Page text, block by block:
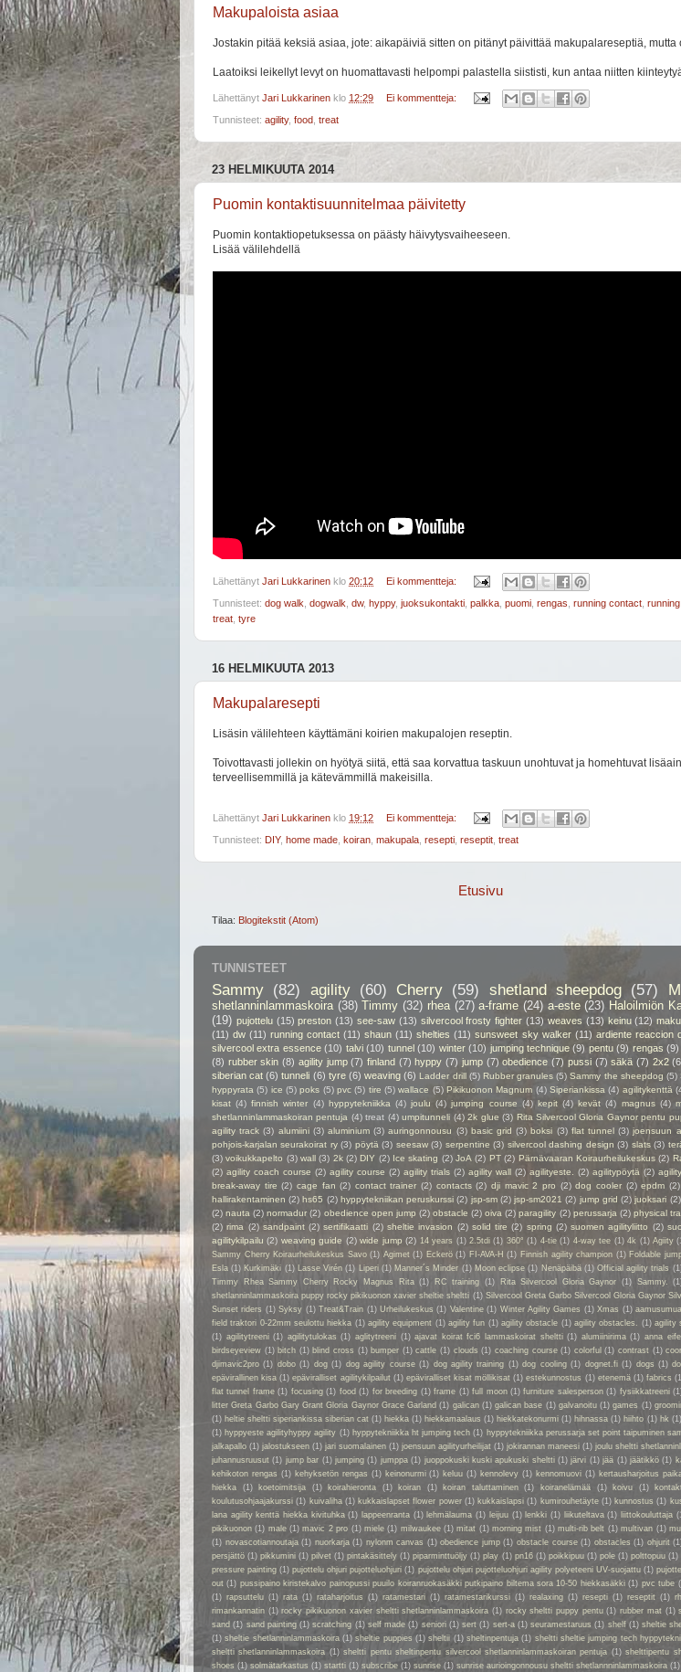
Makupaloista asiaa
Jostakin pitää keksiä asiaa, jote: aikapäiviä sitten on pitänyt päivittää makupalareseptiä, mutta
Laatoiksi leikellyt levyt on huomattavasti helpompi palastella siististi, kun antaa niitten
Lähettänyt Jari Lukkarinen klo 12:29 Ei kommentteja:
Tunnisteet: agility, food treat
23 HELMIKUUTA 2014
Puomin kontaktisuunnitelmaa päivitetty
Puomin kontaktiopetuksessa on päästy häivytysvaiheeseen.
Lisää välilehdellä
Lähettänyt Jari Lukkarinen klo 20:12 Ei kommentteja:
Tunnisteet: dog walk dogwalk dw, hyppy, juoksukontakti palkka puomi rengas running contact
treat tyre
16 HELMIKUUTA 2013
Makupalaresepti
Lisäsin välilehteen käyttämäni koirien makupalojen reseptin.
Toivottavasti jollekin on hyötyä siitä, että saa korvattua taskuun unohtuvat ja homehtuvat
terveellisemmillä ja kätevämmillä makeisilla.
Lähettänyt Jari Lukkarinen klo 19:12 Ei kommentteja:
Tunnisteet: DIY, home made koiran makupala resepti reseptit treat
Etusivu
Tilaa: Blogitekstit (Atom)
TUNNISTEET
Sammy (82) agility (60) Cherry (59) shetland sheepdog (57)
shetlanninlammaskoira (38) Timmy (32) rhea (27) a-frame (24) a-este (23) Haloilmiön
(19) pujottelu (15) preston (13) see-saw (13) silvercool frosty fighter (13) weaves (13) keinu (12)
(11) dw (11) running contact (11) shaun (11) shelties (11) sunsweet sky walker (11) ardiente reaccion
silvercool extra essence (10) talvi (10) tunnel (10) winter (10) jumping technique (9) pentu (9) rengas (9)
(8) rubber skin (8) agility jump (7) finland (7) hyppy (7) jump (7) obedience (7) pussi (7) säkä (7) 2x2
siberian cat (6) tunneli (6) tyre (6) weaving (6) Ladder drill (5) Rubber granules (5) Sammy the sheepdog (5)
hyppyrata (5) ice (5) poks (5) pvc (5) tire (5) wallace (5) Pikikuonon Magnum (4) Siperiankissa (4) agilitykenttä
kisat (4) finnish winter (4) hyppytekniikka (4) joulu (4) jumping course (4) kepit (4) kevät (4) magnus (4)
shetlanninlammaskoiran pentuja (4) treat (4) umpitunneli (4) 2k glue (3) Rita Silvercool Gloria Gaynor pentu
agility track (3) alumiini (3) aluminium (3) auringonnousu (3) basic grid (3) boksi (3) flat tunnel (3) joensuun
pohjois-karjalan seurakoirat ry (3) pöytä (3) seesaw (3) serpentine (3) silvercool dashing design (3) slats (3)
(3) voikukkapelto (3) wall (3) 2k (2) DIY (2) Ice skating (2) JoA (2) PT (2) Pärnävaaran Koiraurheilukeskus (2)
(2) agility coach course (2) agility course (2) agility trials (2) agility wall (2) agilityeste. (2) agilitypöytä (2)
break-away tire (2) cage fan (2) contact trainer (2) contacts (2) dji mavic 2 pro (2) dog cooler (2) epdm (2)
hallirakentaminen (2) hs65 (2) hyppytekniikan peruskurssi (2) jsp-sm (2) jsp-sm2021 (2) jump grid (2) juoksari (2)
(2) nauta (2) normadur (2) obedience open jump (2) obstacle (2) oiva (2) paragility (2) perussarja (2) physical
(2) rima (2) sandpaint (2) sertifikaatti (2) sheltie invasion (2) solid tire (2) spring (2) suomen agilityliitto (2)
agilitykilpailu (2) weaving guide (2) wide jump (2) 14 years (1) 2.5tdi (1) 360° (1) 4-tie (1) 4-way tee (1) 4k (1) Agiity
Sammy Cherry Koiraurheilukeskus Savo (1) Agimet (1) Eckerö (1) FI-AVA-H (1) Finnish agility champion (1) Foldable
Esla (1) Kurkimäki (1) Lasse Virén (1) Liperi (1) Manner´s Minder (1) Moon eclipse (1) Nenäpäibä (1) Official agility trials
Timmy Rhea Sammy Cherry Rocky Magnus Rita (1) RC training (1) Rita Silvercool Gloria Gaynor (1) Sammy.
shetlanninlammaskoira puppy rocky pikikuonon xavier sheltie sheltti (1) Silvercool Greta Garbo Silvercool Gloria Gaynor
Sunset riders (1) Syksy (1) Treat&Train (1) Urheilukeskus (1) Valentine (1) Winter Agility Games (1) Xmas (1) aamusumua
field traktori 0-22mm seulottu hiekka (1) agility equipment (1) agility fun (1) agility obstacle (1) agility obstacles. (1) agility
(1) agilitytreeni (1) agilitytulokas (1) aglitytreeni (1) ajavat koirat fci6 lammaskoirat sheltti (1) alumiinirima (1) anna
birdseyeview (1) bitch (1) blind cross (1) bumper (1) cattle (1) clouds (1) coaching course (1) colorful (1) contrast (1)
djimavic2pro (1) dobo (1) dog (1) dog agility course (1) dog agility training (1) dog cooling (1) dognet.fi (1) dogs (1)
epävirallinen kisa (1) epäviralliset agilitykilpailut (1) epäviralliset kisat möllikisat (1) estekunnostus (1) etenemä (1) fabrics
flat tunnel frame (1) focusing (1) food (1) for breeding (1) frame (1) full moon (1) furniture salesperson (1) fysiikkatreeni
litter Greta Garbo Gary Grant Gloria Gaynor Grace Garland (1) galican (1) galican base (1) galvanoitu (1) games (1)
(1) heltie sheltti siperiankissa siberian cat (1) hiekka (1) hiekkamaalaus (1) hiekkatekonurmi (1) hihnassa (1) hiihto (1) hk (1)
(1) hyppyeste agilityhyppy agility (1) hyppytekniikka ht jumping tech (1) hyppytekniikka perussarja set point taipuminen
jalkapallo (1) jalostukseen (1) jari suomalainen (1) joensuun agilityurheilijat (1) jokirannan maneesi (1) joulu sheltti
juhannusruusut (1) jump bar (1) jumping (1) jumppa (1) juoppokuski kuski apukuski sheltti (1) järvi (1) jää (1) jäätikkö (1)
kehikoton rengas (1) kehyksetön rengas (1) keinonurmi (1) keluu (1) kennolevy (1) kennomuovi (1) kertausharjoitus
hiekka
(1) koetoimitsija (1) koirahieronta (1) koiran (1) koiran taluttaminen (1) koiranelämää (1) koivu (1)
koulutusohjaajakurssi (1) kuivaliha (1) kukkaislapset flower power (1) kukkaislapsi (1) kumirouhetäyte (1) kunnostus (1)
lana agility kenttä hiekka kivituhka (1) lappeenranta (1) lehmälauma (1) leijuu (1) lenkki (1) liikuteltava (1) liittokouluttaja
pikikuonon (1) male (1) mavic 2 pro (1) miele (1) milwaukee (1) mitat (1) morning mist (1) multi-rib belt (1) multivan (1)
(1) novascotiannoutaja (1) nuorkarja (1) nylonm canvas (1) obedience jump (1) obstacle course (1) obstacles (1) ohjurit
persjättö (1) pikkumini (1) pilvet (1) pintakäsittely (1) piparminttuöljy (1) play (1) pn16 (1) poikkipuu (1) pole (1) polttopuu (1)
pressure painting (1) pujottelu ohjuri pujotteluohjuri (1) pujottelu ohjuri pujotteluohjuri agility polyeteeni UV-suojattu (1)
out (1) pussipaino kiristekalvo painopussi puuilo koiranruokasäkki putkipaino biltema sora 10-50 hiekkasäkki (1) pvc tube
(1) rapsuttelu (1) rata (1) rataharjoitus (1) ratamestari (1) ratamestarikurssi (1) realaxing (1) resepti (1) reseptit (1)
rimankannatin (1) rocky pikikuonon xavier sheltti shetlanninlammaskoira (1) rocky sheltti puppy pentu (1) rubber mat (1)
sand (1) sand painting (1) scratching (1) self made (1) seniori (1) sert (1) sert-a (1) seuramestaruus (1) shelf (1) sheltie
(1) sheltie shetlanninlammaskoira (1) sheltie puppies (1) sheltii (1) sheltinpentuja (1) sheltti sheltie jumping tech
sheltti shetlanninlammaskoira (1) sheltti pentu sheltinpentu silvercool shetlanninlammaskoiran pentuja (1) shelttipentu
shoes (1) solmätarkastus (1) startti (1) subscribe (1) sunrise (1) sunrise aurioingonnousu sheltti shetlannninlammaskoira (1)